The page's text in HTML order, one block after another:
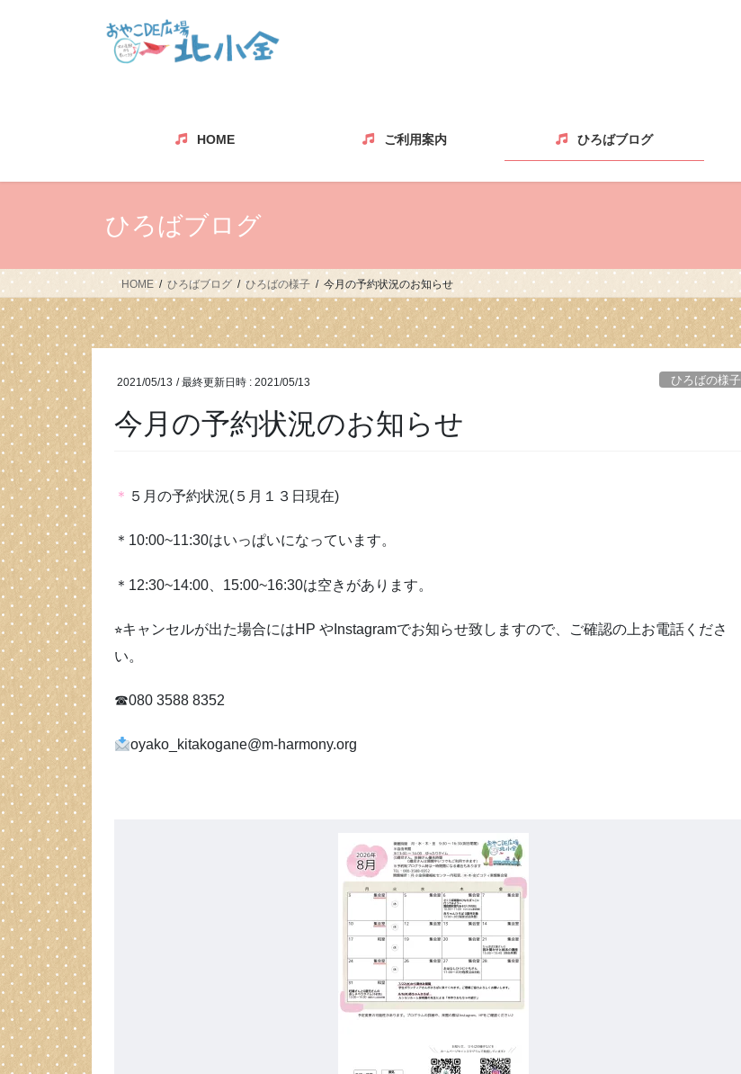
ッ
移
HOME ご利用案内 ひろばブログ
ひろばブログ
HOME ひろばブログ ひろばの様子 今月の予約状況のお知らせ
2021/05/13 / 最終更新日時 : 2021/05/13 ひろばの様子
今月の予約状況のお知らせ
＊ ５月の予約状況(５月１３日現在)
＊10:00~11:30はいっぱいになっています。
＊12:30~14:00、15:00~16:30は空きがあります。
⭐︎キャンセルが出た場合にはHP やInstagramでお知らせ致しますので、ご確認の上お電話くださ
い。
☎︎080 3588 8352
oyako_kitakogane@m-harmony.org